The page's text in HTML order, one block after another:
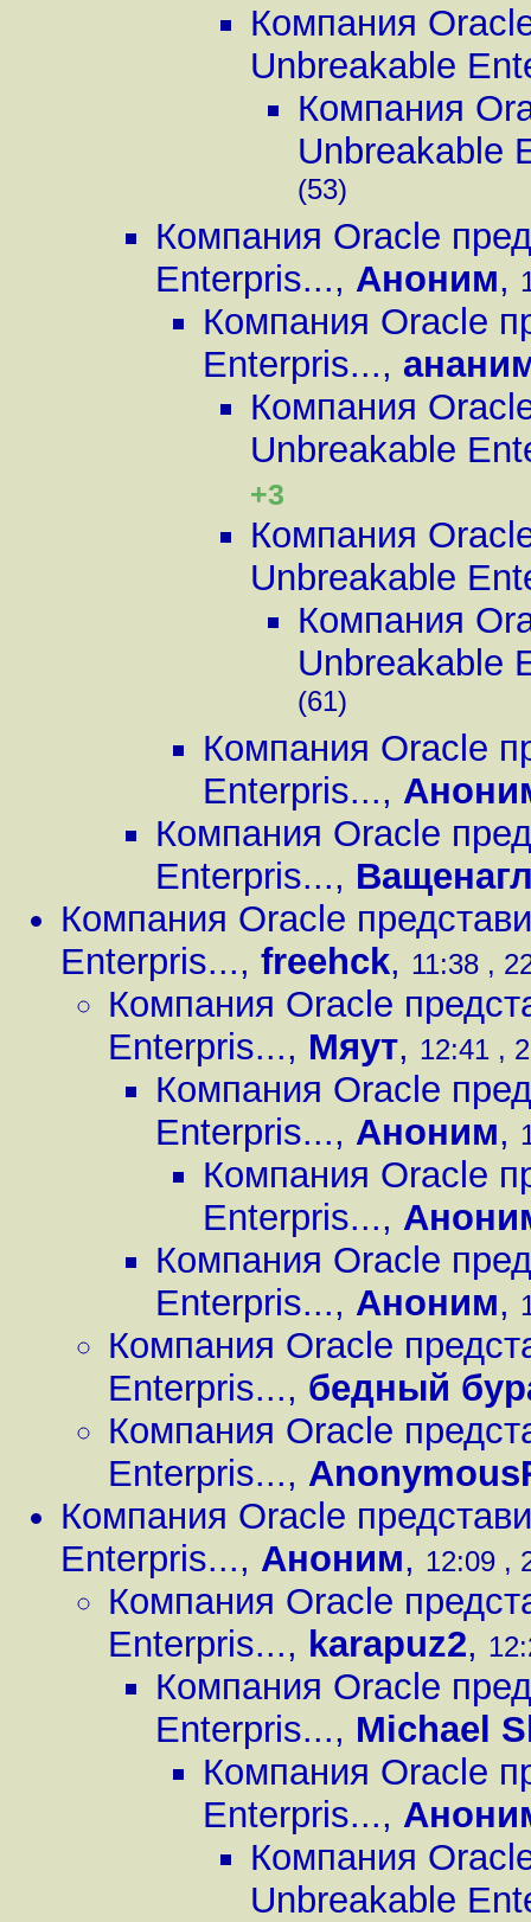
Компания
Unbreakable
Компания
Unbreakable
(53)
Компания Oracle
Enterpris..., Аноним,
Компания Oracle
Enterpris...,
Компания
Unbreakable
+3
Компания
Unbreakable
Компания
Unbreakable
(61)
Компания Oracle
Enterpris...,
Компания Oracle
Enterpris...,
Компания Oracle
Enterpris..., freehck, 11:38 ,
Компания Oracle
Enterpris..., Мяут, 12:41 ,
Компания Oracle
Enterpris..., Аноним,
Компания Oracle
Enterpris...,
Компания Oracle
Enterpris..., Аноним,
Компания Oracle
Enterpris..., бедный
Компания Oracle
Enterpris...,
Компания Oracle
Enterpris..., Аноним, 12:09 ,
Компания Oracle
Enterpris..., karapuz2,
Компания Oracle
Enterpris..., Michael
Компания Oracle
Enterpris...,
Компания
Unbreakable